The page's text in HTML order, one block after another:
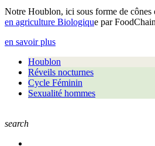
Notre Houblon, ici sous forme de cônes
en agriculture Biologique par
en savoir plus
Houblon
Réveils nocturnes
Cycle Féminin
Sexualité hommes
search